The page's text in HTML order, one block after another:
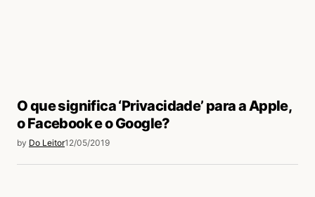
O que significa ‘Privacidade’ para a Apple,
o Facebook e o Google?
by Do Leitor12/05/2019